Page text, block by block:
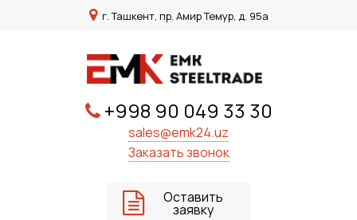
г. Ташкент, пр. Амир Темур, д. 95а
+998 90 049 33 30
sales@emk24.uz
Заказать звонок
Оставить
заявку